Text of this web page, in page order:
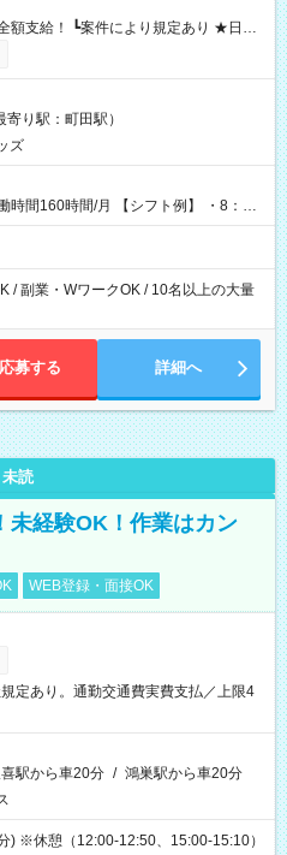
いたその日に現金GET♪ お仕事後はコ
落とせます！ 【試用期間】試
り駅：町田駅）
ズ
月 【シフト例】 ・8：00
/ 副業・WワークOK / 10名以上の大量
応募する 詳細へ
未読
未経験OK！作業はカン
WEB登録・面接OK
定あり。通勤交通費実費支払／上限4
駅から車20分 / 鴻巣駅から車20分
) ※休憩（12:00-12:50、15:00-15:10）